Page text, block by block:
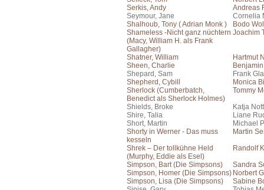
Serkis, Andy
Andreas
Seymour, Jane
Cornelia
Shalhoub, Tony ( Adrian Monk )
Bodo
Shameless -Nicht ganz nüchtern
(Macy, William H. als Frank
Gallagher)
Joachim
Shatner, William
Hartmut
Sheen, Charlie
Shepard, Sam
Frank
Shepherd, Cybill
Monica
Sherlock (Cumberbatch,
Benedict als Sherlock Holmes)
Tommy
Shields, Broke
Katja
Shire, Talia
Liane
Short, Martin
Michael
Shorty in Werner - Das muss
kesseln
Martin
Shrek – Der tollkühne Held
(Murphy, Eddie als Esel)
Randolf
Simpson, Bart (Die Simpsons)
Sandra
Simpson, Homer (Die Simpsons) Norbert
Simpson, Lisa (Die Simpsons)
Sabine